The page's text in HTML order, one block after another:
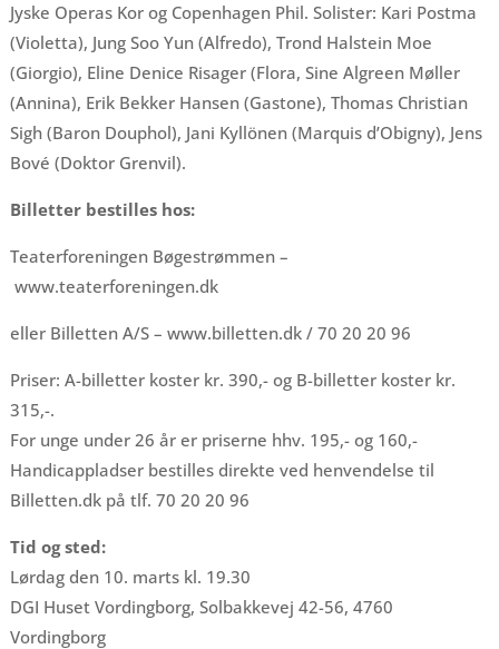
Jyske Operas Kor og Copenhagen Phil. Solister: Kari Postma
(Violetta), Jung Soo Yun (Alfredo), Trond Halstein Moe
(Giorgio), Eline Denice Risager (Flora, Sine Algreen Møller
(Annina), Erik Bekker Hansen (Gastone), Thomas Christian
Sigh (Baron Douphol), Jani Kyllönen (Marquis d’Obigny), Jens
Bové (Doktor Grenvil).
Billetter bestilles hos:
Teaterforeningen Bøgestrømmen –
www.teaterforeningen.dk
eller Billetten A/S – www.billetten.dk / 70 20 20 96
Priser: A-billetter koster kr. 390,- og B-billetter koster kr.
315,-.
For unge under 26 år er priserne hhv. 195,- og 160,-
Handicappladser bestilles direkte ved henvendelse til
Billetten.dk på tlf. 70 20 20 96
Tid og sted:
Lørdag den 10. marts kl. 19.30
DGI Huset Vordingborg, Solbakkevej 42-56, 4760
Vordingborg